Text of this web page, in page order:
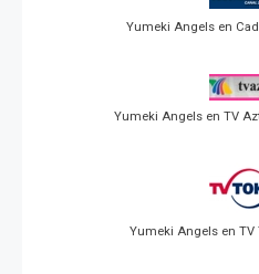
Yumeki Angels en
Yumeki Angels en TV
Yumeki Angels en TV